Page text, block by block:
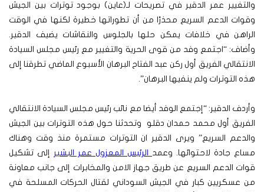
والتغيير عمر الدقير في تصريحات لـ(عاين) بوجود توترات بين الجيش
وقوات الدعم السريع محذرًا من أن تطوراتها خطيرة لكنها في الوقت
الراهن في خلافات يمكن حلها بالجلوس والنقاشات يضيف الدقير.
وأضاف: “اجتمع وفد من قوى الحرية والتغيير مع رئيس مجلس السيادة
الانتقالي الفريق أول ركن عبد الفتاح البرهان الأسبوع الماضي تطرقنا إلى
هذه التوترات ولم ينفيها البرهان”.
وأردف الدقير: “إجتمع الوفد أيضا مع نائب رئيس مجلس السيادة الانتقالي
الفريق أول محمد حمدان دقلو وتحدثنا حول هذه التوترات بين الجيش
والدعم السريع” ويرى الدقير ان التوترات مستمرة منذ وقت وهناك
مساع جادة لاحتوائها. وعمد الرئيس المعزول عمر البشير إلى تشكيل
قوات الدعم السريع عن طريق جهاز الامن والمخابرات إلى جانب معاونة
من عسكريين كبار في الجيش السوداني لقتال الحركات المسلحة في